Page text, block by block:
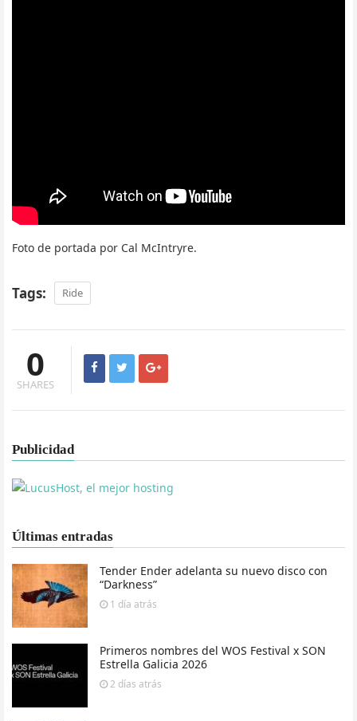
Foto de portada por Cal McIntryre.
Tags: Ride
0
SHARES
Publicidad
Últimas entradas
Tender Ender adelanta su nuevo disco con
“Darkness”
1 día atrás
Primeros nombres del WOS Festival x SON
Estrella Galicia 2026
2 días atrás